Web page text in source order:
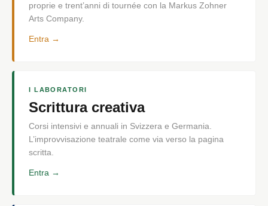
proprie e trent’anni di tournée con la Markus Zohner
Arts Company.
Entra →
I LABORATORI
Scrittura creativa
Corsi intensivi e annuali in Svizzera e Germania.
L’improvvisazione teatrale come via verso la pagina
scritta.
Entra →